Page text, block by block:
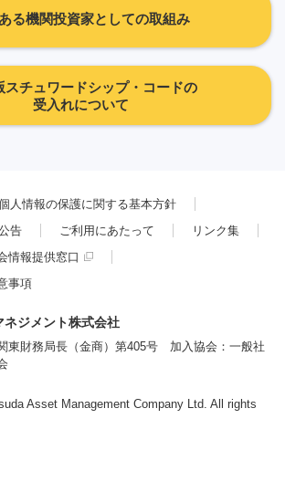
る機関投資家としての取組み
スチュワードシップ・コードの
受入れについて
人情報の保護に関する基本方針
告 ご利用にあたって
リンク集
情報提供窓口
事項
ネジメント株式会社
財務局長（金商）第405号 加入協会：一般社
Asset Management Company Ltd. All rights